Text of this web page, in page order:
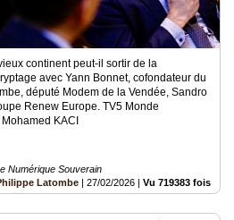
continent peut-il sortir de la
avec Yann Bonnet, cofondateur du
député Modem de la Vendée, Sandro
Renew Europe. TV5 Monde
KACI
Numérique Souverain
Latombe | 27/02/2026 | Vu 719383 fois